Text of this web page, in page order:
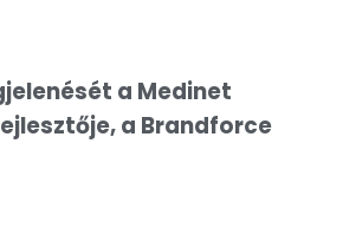
a Medinet
a Brandforce